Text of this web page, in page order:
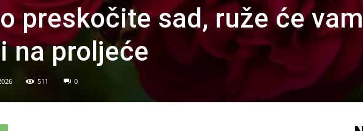
preskočite sad, ruže će vam
na proljeće
511 0